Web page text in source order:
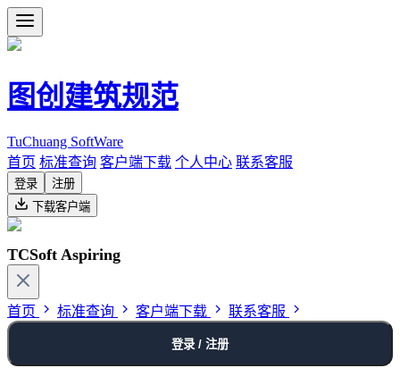
图创建筑规范
TuChuang SoftWare
首页 标准查询 客户端下载 个人中心 联系客服
登录
注册
下载客户端
TCSoft Aspiring
首页 标准查询 客户端下载 联系客服
登录 / 注册